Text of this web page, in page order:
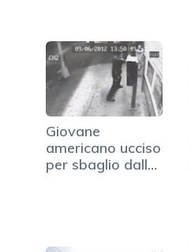
Giovane
americano ucciso
per sbaglio dalla